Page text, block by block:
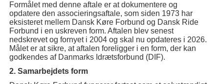
Formålet med denne aftale er at dokumentere og
opdatere den associeringsaftale, som siden 1973 har
eksisteret mellem Dansk Køre Forbund og Dansk Ride
Forbund i en uskreven form. Aftalen blev senest
nedskrevet og fornyet i 2004 og skal nu opdateres i 2026.
Målet er at sikre, at aftalen foreligger i en form, der kan
godkendes af Danmarks Idrætsforbund (DIF).
2. Samarbejdets form